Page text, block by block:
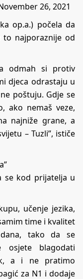
26, 2021
op.a.) počela da
najporaznije od
odmah si protiv
djeca odrastaju u
poštuju. Gdje se
ako nemaš veze,
najniže grane, a
– Tuzli”, ističe
se kod prijatelja u
učenje jezika,
time i kvalitet
tako da se
osjete blagodati
a i ne pratimo
za N1 i dodaje